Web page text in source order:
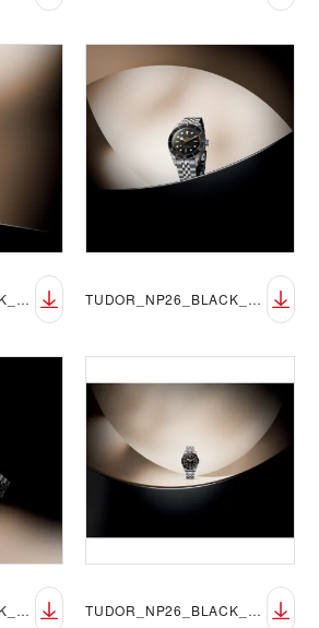
TUDOR_NP26_BLACK_BAY_58_LIFESTYLE_7 TUDOR_NP26_BLACK_BAY_58_LIFESTYLE_8
TUDOR_NP26_BLACK_BAY_58_LIFESTYLE_9 TUDOR_NP26_BLACK_BAY_58_LIFESTYLE_10